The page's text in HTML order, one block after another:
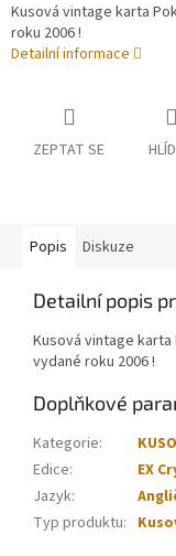
Kusová vintage karta
roku 2006 !
Detailní informace
ZEPTAT SE
Popis Diskuze
Detailní popis
Kusová vintage karta
vydané roku 2006 !
Doplňkové
Kategorie:
Edice:
EX
Jazyk:
Typ produktu: